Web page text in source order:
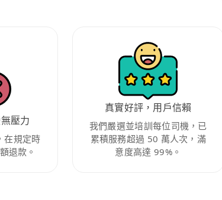
壓力
在規定時
退款。
真實好評，用戶信賴
我們嚴選並培訓每位司機，已
累積服務超過 50 萬人次，滿
意度高達 99%。